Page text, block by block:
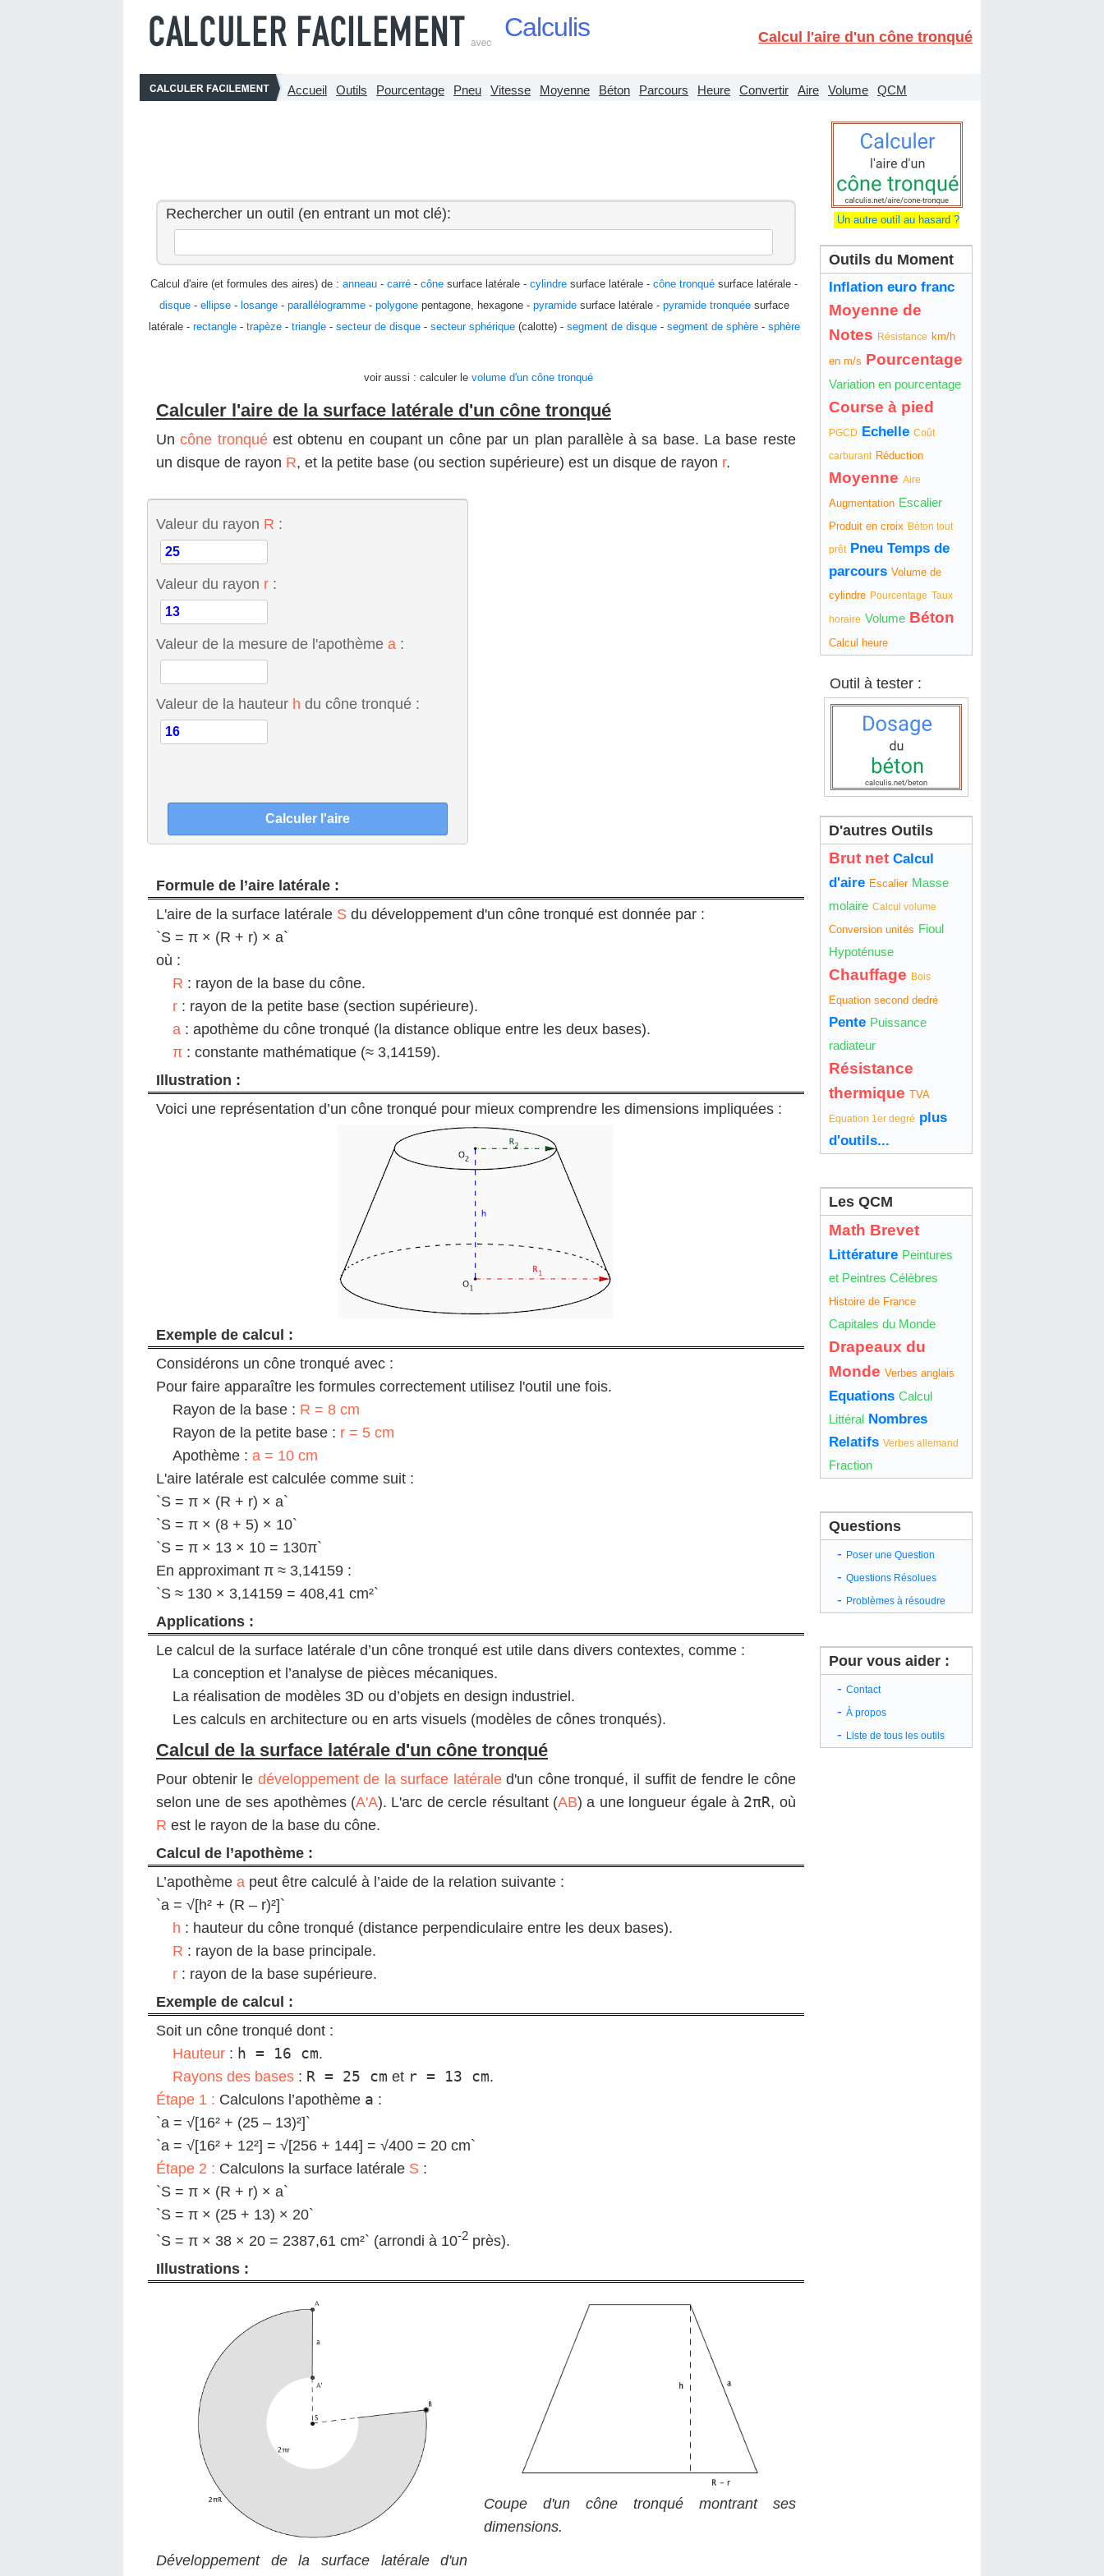
Calculis Calcul l'aire d'un cône tronqué
Accueil Outils Pourcentage Pneu Vitesse Moyenne Béton Parcours Heure Convertir Aire Volume QCM
Rechercher un outil (en entrant un mot clé):
Calcul d'aire (et formules des aires) de :anneau -carré -cône surface latérale -cylindre surface latérale -cône tronqué surface latérale -
disque- ellipse- losange- parallélogramme- polygonepentagone, hexagone - pyramidesurface latérale - pyramide tronquéesurface
latérale - rectangle- trapèze- triangle- secteur de disque- secteur sphérique(calotte) - segment de disque- segment de sphère- sphère
voir aussi : calculer le volume d'un cône tronqué
Calculer l'aire de la surface latérale d'un cône tronqué
Uncône tronquéest obtenu en coupant un cône par un plan parallèle à sa base. La base reste
un disque de rayon R, et la petite base (ou section supérieure) est un disque de rayon r.
Valeur du rayon R :
Valeur du rayon r:
Valeur de la mesure de l'apothème a :
Valeur de la hauteur h du cône tronqué :
Formule de l’aire latérale :
L'aire de la surface latérale S du développement d'un cône tronqué est donnée par :
`S = π × (R + r) × a`
où :
R : rayon de la base du cône.
r : rayon de la petite base (section supérieure).
a : apothème du cône tronqué (la distance oblique entre les deux bases).
π : constante mathématique (≈ 3,14159).
Illustration :
Voici une représentation d’un cône tronqué pour mieux comprendre les dimensions impliquées :
Exemple de calcul :
Considérons un cône tronqué avec :
Pour faire apparaître les formules correctement utilisez l'outil une fois.
Rayon de la base : R = 8 cm
Rayon de la petite base : r = 5 cm
Apothème : a = 10 cm
L'aire latérale est calculée comme suit :
`S = π × (R + r) × a`
`S = π × (8 + 5) × 10`
`S = π × 13 × 10 = 130π`
En approximant π ≈ 3,14159 :
`S ≈ 130 × 3,14159 = 408,41 cm²`
Applications :
Le calcul de la surface latérale d’un cône tronqué est utile dans divers contextes, comme :
La conception et l’analyse de pièces mécaniques.
La réalisation de modèles 3D ou d’objets en design industriel.
Les calculs en architecture ou en arts visuels (modèles de cônes tronqués).
Calcul de la surface latérale d'un cône tronqué
Pour obtenir le développement de la surface latéraled'un cône tronqué, il suffit de fendre le cône
selon une de ses apothèmes (A'A). L'arc de cercle résultant (AB) a une longueur égale à 2πR, où
R est le rayon de la base du cône.
Calcul de l’apothème :
L’apothème a peut être calculé à l’aide de la relation suivante :
`a = √[h² + (R – r)²]`
h : hauteur du cône tronqué (distance perpendiculaire entre les deux bases).
R : rayon de la base principale.
r : rayon de la base supérieure.
Exemple de calcul :
Soit un cône tronqué dont :
Hauteur : h = 16 cm.
Rayons des bases : R = 25 cm et r = 13 cm.
Étape 1 : Calculons l’apothème a :
`a = √[16² + (25 – 13)²]`
`a = √[16² + 12²] = √[256 + 144] = √400 = 20 cm`
Étape 2 : Calculons la surface latérale S :
`S = π × (R + r) × a`
`S = π × (25 + 13) × 20`
`S = π × 38 × 20 = 2387,61 cm²` (arrondi à 10-2 près).
Illustrations :
Développement de la surface latérale d'un
Coupe d'un cône tronqué montrant ses
dimensions.
Un autre outil au hasard ?
Outils du Moment
Inflation euro franc
Moyenne de
Notes Résistance km/h
en m/s Pourcentage
Variation en pourcentage
Course à pied
PGCD Echelle Coût
carburant Réduction
Moyenne Aire
Augmentation Escalier
Produit en croix Béton tout
prêt Pneu Temps de
parcours Volume de
cylindre Pourcentage Taux
horaire Volume Béton
Calcul heure
Outil à tester :
D'autres Outils
Brut net Calcul
d'aire Escalier Masse
molaire Calcul volume
Conversion unités Fioul
Hypoténuse
Chauffage Bois
Equation second dedré
Pente Puissance
radiateur
Résistance
thermique TVA
Equation 1er degré plus
d'outils...
Les QCM
Math Brevet
Littérature Peintures
et Peintres Célèbres
Histoire de France
Capitales du Monde
Drapeaux du
Monde Verbes anglais
Equations Calcul
Littéral Nombres
Relatifs Verbes allemand
Fraction
Questions
- Poser une Question
- Questions Résolues
- Problèmes à résoudre
Pour vous aider :
- Contact
- À propos
- Liste de tous les outils